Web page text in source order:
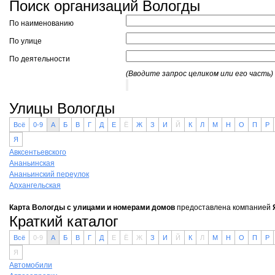
Поиск организаций Вологды
По наименованию
По улице
По деятельности
(Вводите запрос целиком или его часть)
Улицы Вологды
Всё 0-9 А Б В Г Д Е Ё Ж З И Й К Л М Н О П Р
Я
Авксентьевского
Ананьинская
Ананьинский переулок
Архангельская
Карта Вологды с улицами и номерами домов предоставлена компанией
Краткий каталог
Всё 0-9 А Б В Г Д Е Ё Ж З И Й К Л М Н О П Р
Я
Автомобили